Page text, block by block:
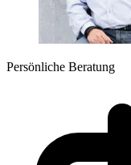
Persönliche Beratung